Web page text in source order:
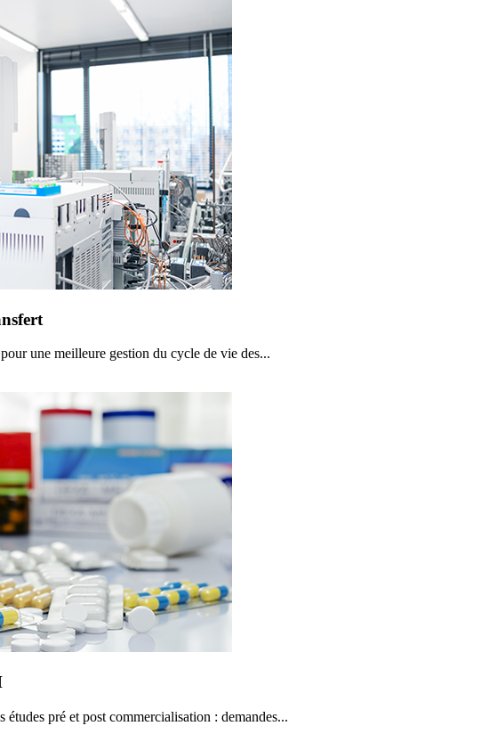
une meilleure gestion du cycle de vie des...
pré et post commercialisation : demandes...